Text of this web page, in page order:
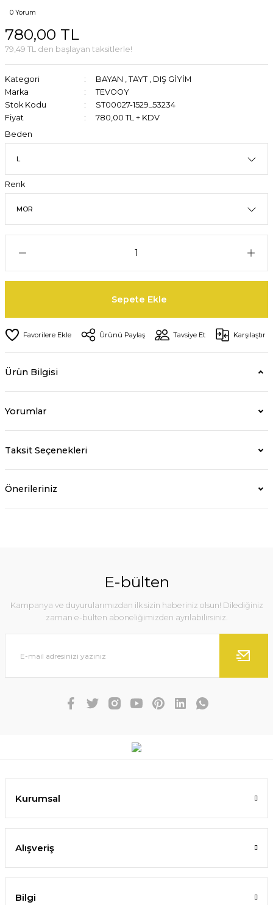
0 Yorum
780,00 TL
79,49 TL den başlayan taksitlerle!
Kategori BAYAN , TAYT , DIŞ GİYİM
Marka
TEVOOY
Stok Kodu
ST00027-1529_53234
Fiyat
780,00 TL + KDV
Beden
Renk
Sepete Ekle
Ürünü Paylaş Tavsiye Et Karşılaştır
Ürün Bilgisi
Yorumlar
Taksit Seçenekleri
Önerileriniz
E-bülten
Kampanya ve duyurularımızdan ilk sizin haberiniz olsun! Dilediğiniz
zaman e-bülten aboneliğimizden ayrılabilirsiniz.
Kurumsal
Alışveriş
Bilgi